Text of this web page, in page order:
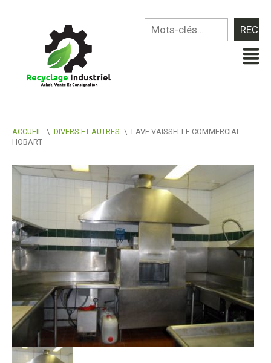
ACCUEIL \ DIVERS ET AUTRES \ LAVE VAISSELLE COMMERCIAL
HOBART